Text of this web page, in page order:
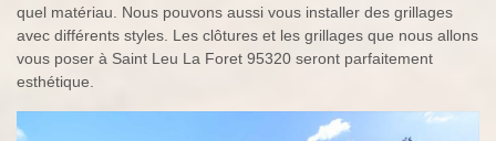
quel matériau. Nous pouvons aussi vous installer des grillages
avec différents styles. Les clôtures et les grillages que nous allons
vous poser à Saint Leu La Foret 95320 seront parfaitement
esthétique.